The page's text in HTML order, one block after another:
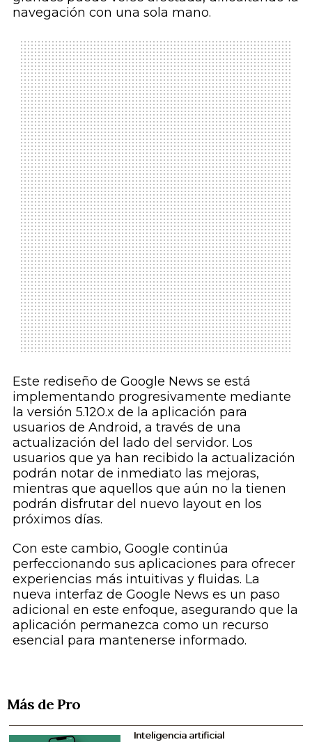
navegación con una sola mano.
Este rediseño de Google News se está
implementando progresivamente mediante
la versión 5.120.x de la aplicación para
usuarios de Android, a través de una
actualización del lado del servidor. Los
usuarios que ya han recibido la actualización
podrán notar de inmediato las mejoras,
mientras que aquellos que aún no la tienen
podrán disfrutar del nuevo layout en los
próximos días.
Con este cambio, Google continúa
perfeccionando sus aplicaciones para ofrecer
experiencias más intuitivas y fluidas. La
nueva interfaz de Google News es un paso
adicional en este enfoque, asegurando que la
aplicación permanezca como un recurso
esencial para mantenerse informado.
Más de Pro
Inteligencia artificial